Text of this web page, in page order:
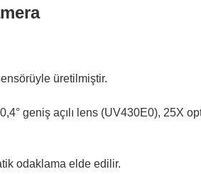
üretilmiştir.
geniş açılı lens (UV430E0), 25X
odaklama elde edilir.